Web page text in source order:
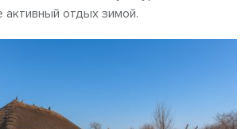
активный отдых зимой.